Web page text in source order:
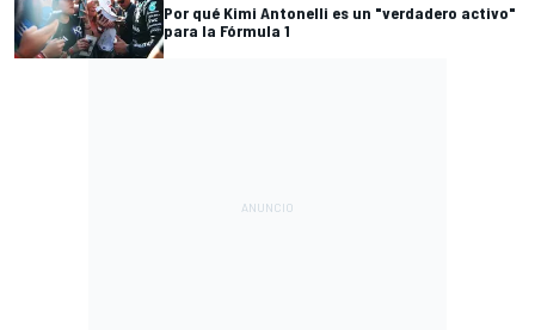
Por qué Kimi Antonelli es un "verdadero activo"
para la Fórmula 1